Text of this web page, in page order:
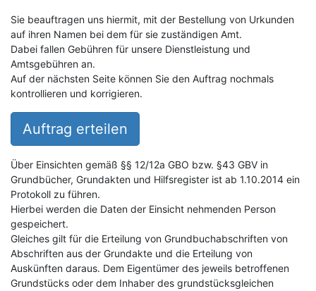
Sie beauftragen uns hiermit, mit der Bestellung von Urkunden
auf ihren Namen bei dem für sie zuständigen Amt.
Dabei fallen Gebühren für unsere Dienstleistung und
Amtsgebühren an.
Auf der nächsten Seite können Sie den Auftrag nochmals
kontrollieren und korrigieren.
Auftrag erteilen
Über Einsichten gemäß §§ 12/12a GBO bzw. §43 GBV in
Grundbücher, Grundakten und Hilfsregister ist ab 1.10.2014 ein
Protokoll zu führen.
Hierbei werden die Daten der Einsicht nehmenden Person
gespeichert.
Gleiches gilt für die Erteilung von Grundbuchabschriften von
Abschriften aus der Grundakte und die Erteilung von
Auskünften daraus. Dem Eigentümer des jeweils betroffenen
Grundstücks oder dem Inhaber des grundstücksgleichen